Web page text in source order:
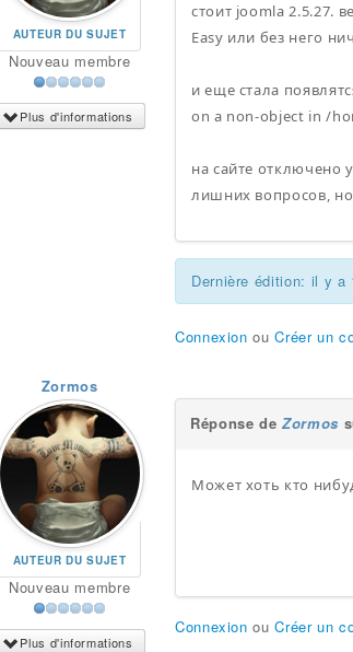
AUTEUR DU SUJET
Nouveau membre
Plus d'informations
стоит joomla 2.5.27.
Easy или без него
и еще стала
on a non-object in /
на сайте отключено
лишних вопросов,
Dernière édition: il y a
Connexion ouCréer un
Zormos
AUTEUR DU SUJET
Nouveau membre
Plus d'informations
Réponse deZormos
Может хоть кто
Connexion ouCréer un